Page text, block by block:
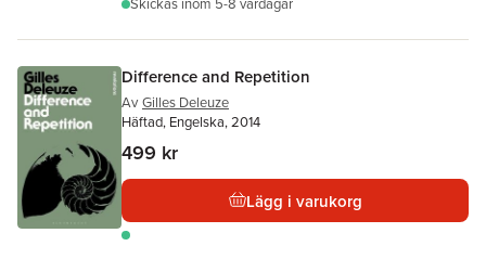
Difference and Repetition
Av Gilles Deleuze
Häftad, Engelska, 2014
499 kr
Lägg i varukorg